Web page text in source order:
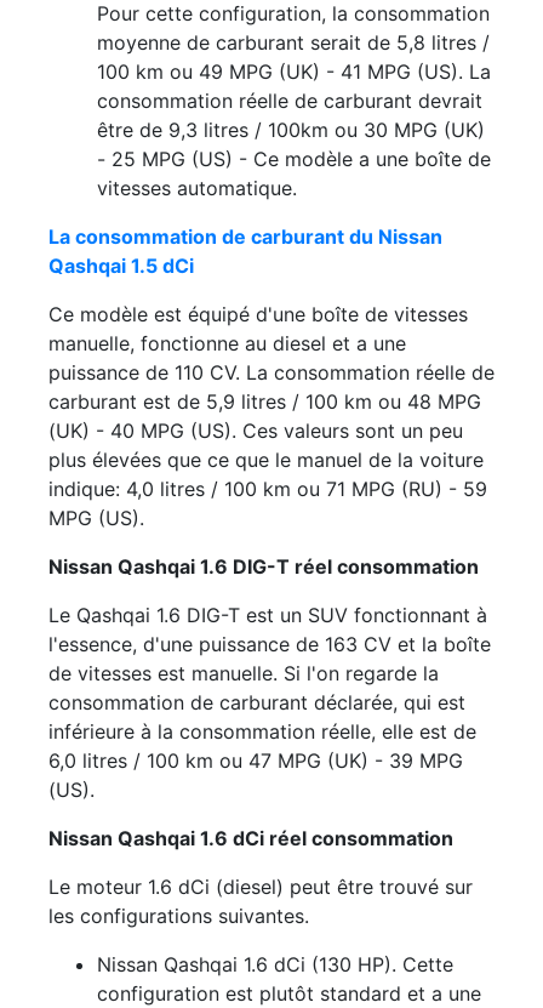
Pour cette configuration, la consommation
moyenne de carburant serait de 5,8 litres /
100 km ou 49 MPG (UK) - 41 MPG (US). La
consommation réelle de carburant devrait
être de 9,3 litres / 100km ou 30 MPG (UK)
- 25 MPG (US) - Ce modèle a une boîte de
vitesses automatique.
La consommation de carburant du Nissan
Qashqai 1.5 dCi
Ce modèle est équipé d'une boîte de vitesses
manuelle, fonctionne au diesel et a une
puissance de 110 CV. La consommation réelle de
carburant est de 5,9 litres / 100 km ou 48 MPG
(UK) - 40 MPG (US). Ces valeurs sont un peu
plus élevées que ce que le manuel de la voiture
indique: 4,0 litres / 100 km ou 71 MPG (RU) - 59
MPG (US).
Nissan Qashqai 1.6 DIG-T réel consommation
Le Qashqai 1.6 DIG-T est un SUV fonctionnant à
l'essence, d'une puissance de 163 CV et la boîte
de vitesses est manuelle. Si l'on regarde la
consommation de carburant déclarée, qui est
inférieure à la consommation réelle, elle est de
6,0 litres / 100 km ou 47 MPG (UK) - 39 MPG
(US).
Nissan Qashqai 1.6 dCi réel consommation
Le moteur 1.6 dCi (diesel) peut être trouvé sur
les configurations suivantes.
Nissan Qashqai 1.6 dCi (130 HP). Cette
configuration est plutôt standard et a une